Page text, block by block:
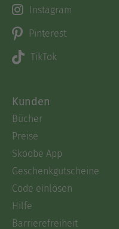
Instagram
Pinterest
TikTok
Kunden
Bücher
Preise
Skoobe App
Geschenkgutscheine
Code einlösen
Hilfe
Barrierefreiheit